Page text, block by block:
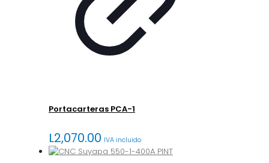
Portacarteras PCA-1
L2,070.00 IVA incluido